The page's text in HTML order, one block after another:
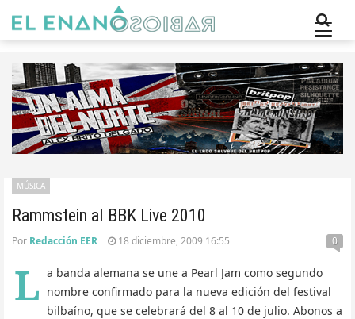
Rammstein al BBK Live 2010
MÚSICA
Por Redacción EER 18 diciembre, 2009 16:55 0
L a banda alemana se une a Pearl Jam como segundo
nombre confirmado para la nueva edición del festival
bilbaíno, que se celebrará del 8 al 10 de julio. Abonos a